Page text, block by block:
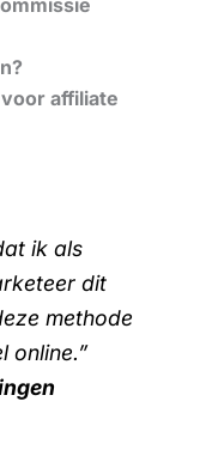
affiliate
ik als
dit
methode
online.”